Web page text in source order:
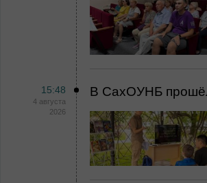
15:48
4 августа
2026
В СахОУНБ